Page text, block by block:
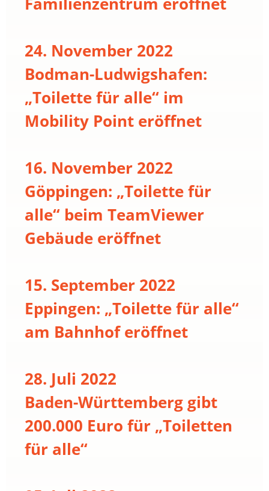
24. November 2022
Bodman-Ludwigshafen:
„Toilette für alle“ im
Mobility Point eröffnet
16. November 2022
Göppingen: „Toilette für
alle“ beim TeamViewer
Gebäude eröffnet
15. September 2022
Eppingen: „Toilette für alle“
am Bahnhof eröffnet
28. Juli 2022
Baden-Württemberg gibt
200.000 Euro für „Toiletten
für alle“